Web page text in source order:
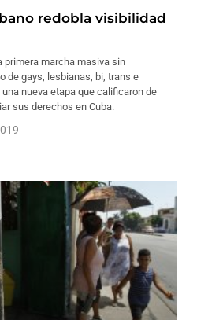
redobla visibilidad
primera marcha masiva sin
de gays, lesbianas, bi, trans e
nueva etapa que calificaron de
sus derechos en Cuba.